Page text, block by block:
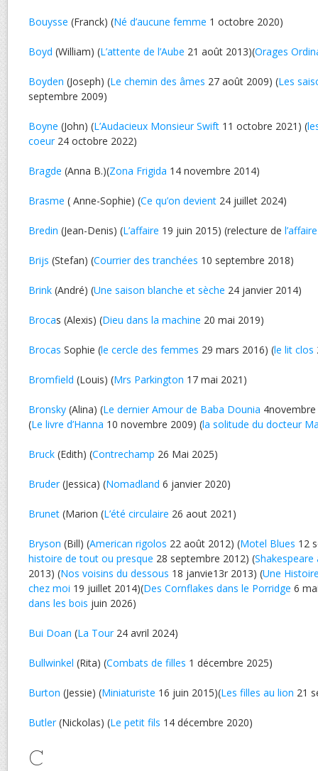
Bouysse (Franck) (Né d’aucune femme 1 octobre 2020)
Boyd (William) (L’attente de l’Aube 21 août 2013)(Orages
Boyden (Joseph) (Le chemin des âmes 27 août 2009) (Les
septembre 2009)
Boyne (John) (L’Audacieux Monsieur Swift 11 octobre 2021) (
coeur24 octobre 2022)
Bragde (Anna B.)(Zona Frigida 14 novembre 2014)
Brasme ( Anne-Sophie) (Ce qu’on devient 24 juillet 2024)
Bredin (Jean-Denis) (L’affaire 19 juin 2015) (relecture de l’affaire
Brijs (Stefan) (Courrier des tranchées 10 septembre 2018)
Brink (André) (Une saison blanche et sèche 24 janvier 2014)
Brocas (Alexis) (Dieu dans la machine 20 mai 2019)
Brocas Sophie (le cercle des femmes 29 mars 2016) (le lit clos
Bromfield (Louis) (Mrs Parkington 17 mai 2021)
Bronsky (Alina) (Le dernier Amour de Baba Dounia
(Le livre d’Hanna 10 novembre 2009) (la solitude du docteur
Bruck (Edith) (Contrechamp 26 Mai 2025)
Bruder(Jessica) (Nomadland 6 janvier 2020)
Brunet (Marion (L’été circulaire 26 aout 2021)
Bryson (Bill) (American rigolos 22 août 2012) (Motel Blues 12
histoire de tout ou presque 28 septembre 2012) (
2013) (Nos voisins du dessous 18 janvie13r 2013) (Une
chez moi 19 juillet 2014)(Des Cornflakes dans le Porridge 6
dans les bois juin 2026)
Bui Doan (La Tour24 avril 2024)
Bullwinkel (Rita) (Combats de filles 1 décembre 2025)
Burton (Jessie) (Miniaturiste 16 juin 2015)(Les filles au lion 21
Butler(Nickolas) (Le petit fils 14 décembre 2020)
C